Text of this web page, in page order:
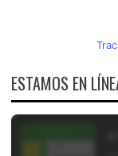
ESTAMOS EN